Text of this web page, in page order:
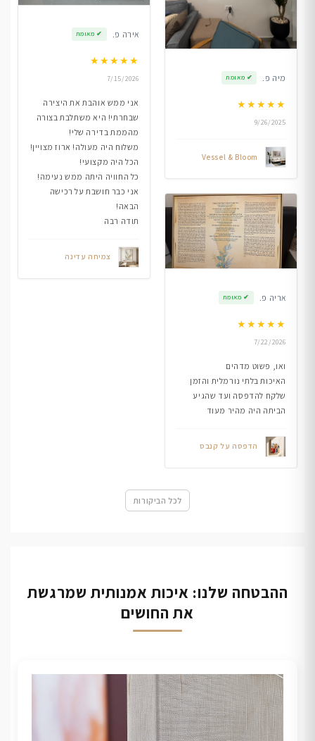
מיה פ. ✔ מאומת
★★★★★
9/26/2025
Vessel & Bloom
אריה פ. ✔ מאומת
★★★★★
7/22/2026
ואו, פשוט מדהים
האיכות בלתי נורמלית והזמן
שלקח להדפסה ועד שהגיע
הביתה היה מהיר מעוד
הדפסה על קנבס
אירה פ. ✔ מאומת
★★★★★
7/15/2026
אני ממש אוהבת את היצירה
שבחרתי! היא משתלבת בצורה
מהממת בדירה שלי!
משלוח היה מעולה! ארוז מצויין!
הכל היה מקצועי!
כל החוויה היתה ממש נעימה!
אני כבר חושבת על רכישה
הבאה!
תודה רבה
צמיחה עדינה
לכל הביקורות
ההבטחה שלנו: איכות אמנותית שמרגשת
את החושים